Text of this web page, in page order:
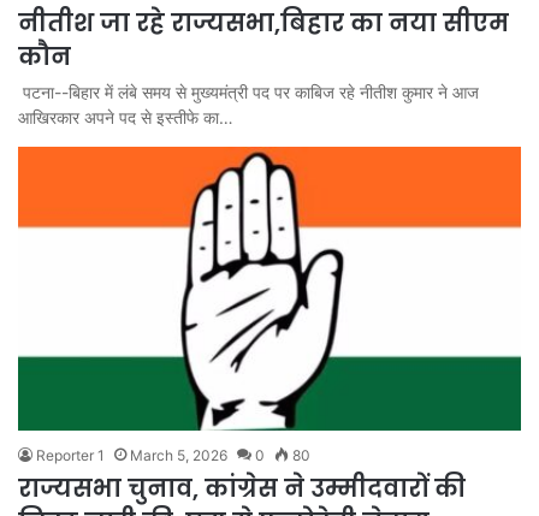
नीतीश जा रहे राज्यसभा,बिहार का नया सीएम
कौन
पटना--बिहार में लंबे समय से मुख्यमंत्री पद पर काबिज रहे नीतीश कुमार ने आज
आखिरकार अपने पद से इस्तीफे का…
Reporter 1 March 5, 2026 0 80
राज्यसभा चुनाव, कांग्रेस ने उम्मीदवारों की